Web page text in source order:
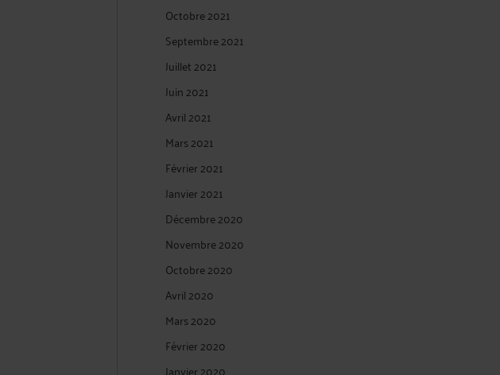
Octobre 2021
Septembre 2021
Juillet 2021
Juin 2021
Avril 2021
Mars 2021
Février 2021
Janvier 2021
Décembre 2020
Novembre 2020
Octobre 2020
Avril 2020
Mars 2020
Février 2020
Janvier 2020